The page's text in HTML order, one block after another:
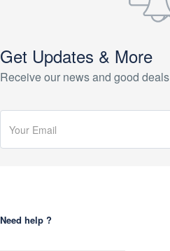
Get Updates & More
Receive our news and good deals
Need help ?